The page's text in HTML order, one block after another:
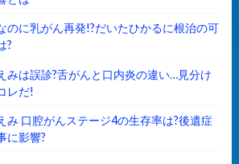
のに乳がん再発!?だいたひかるに根治の可
?
みは誤診?舌がんと口内炎の違い…見分け
レだ!
み 口腔がんステージ4の生存率は?後遺症
に影響?